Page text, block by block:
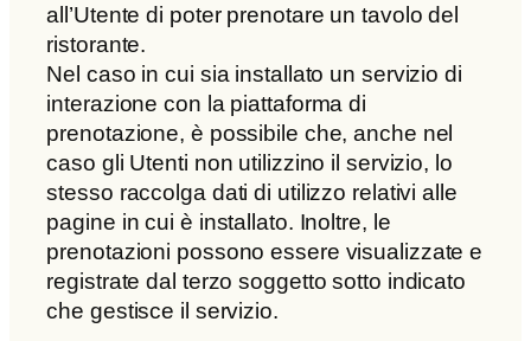
all’Utente di poter prenotare un tavolo del
ristorante.
Nel caso in cui sia installato un servizio di
interazione con la piattaforma di
prenotazione, è possibile che, anche nel
caso gli Utenti non utilizzino il servizio, lo
stesso raccolga dati di utilizzo relativi alle
pagine in cui è installato. Inoltre, le
prenotazioni possono essere visualizzate e
registrate dal terzo soggetto sotto indicato
che gestisce il servizio.